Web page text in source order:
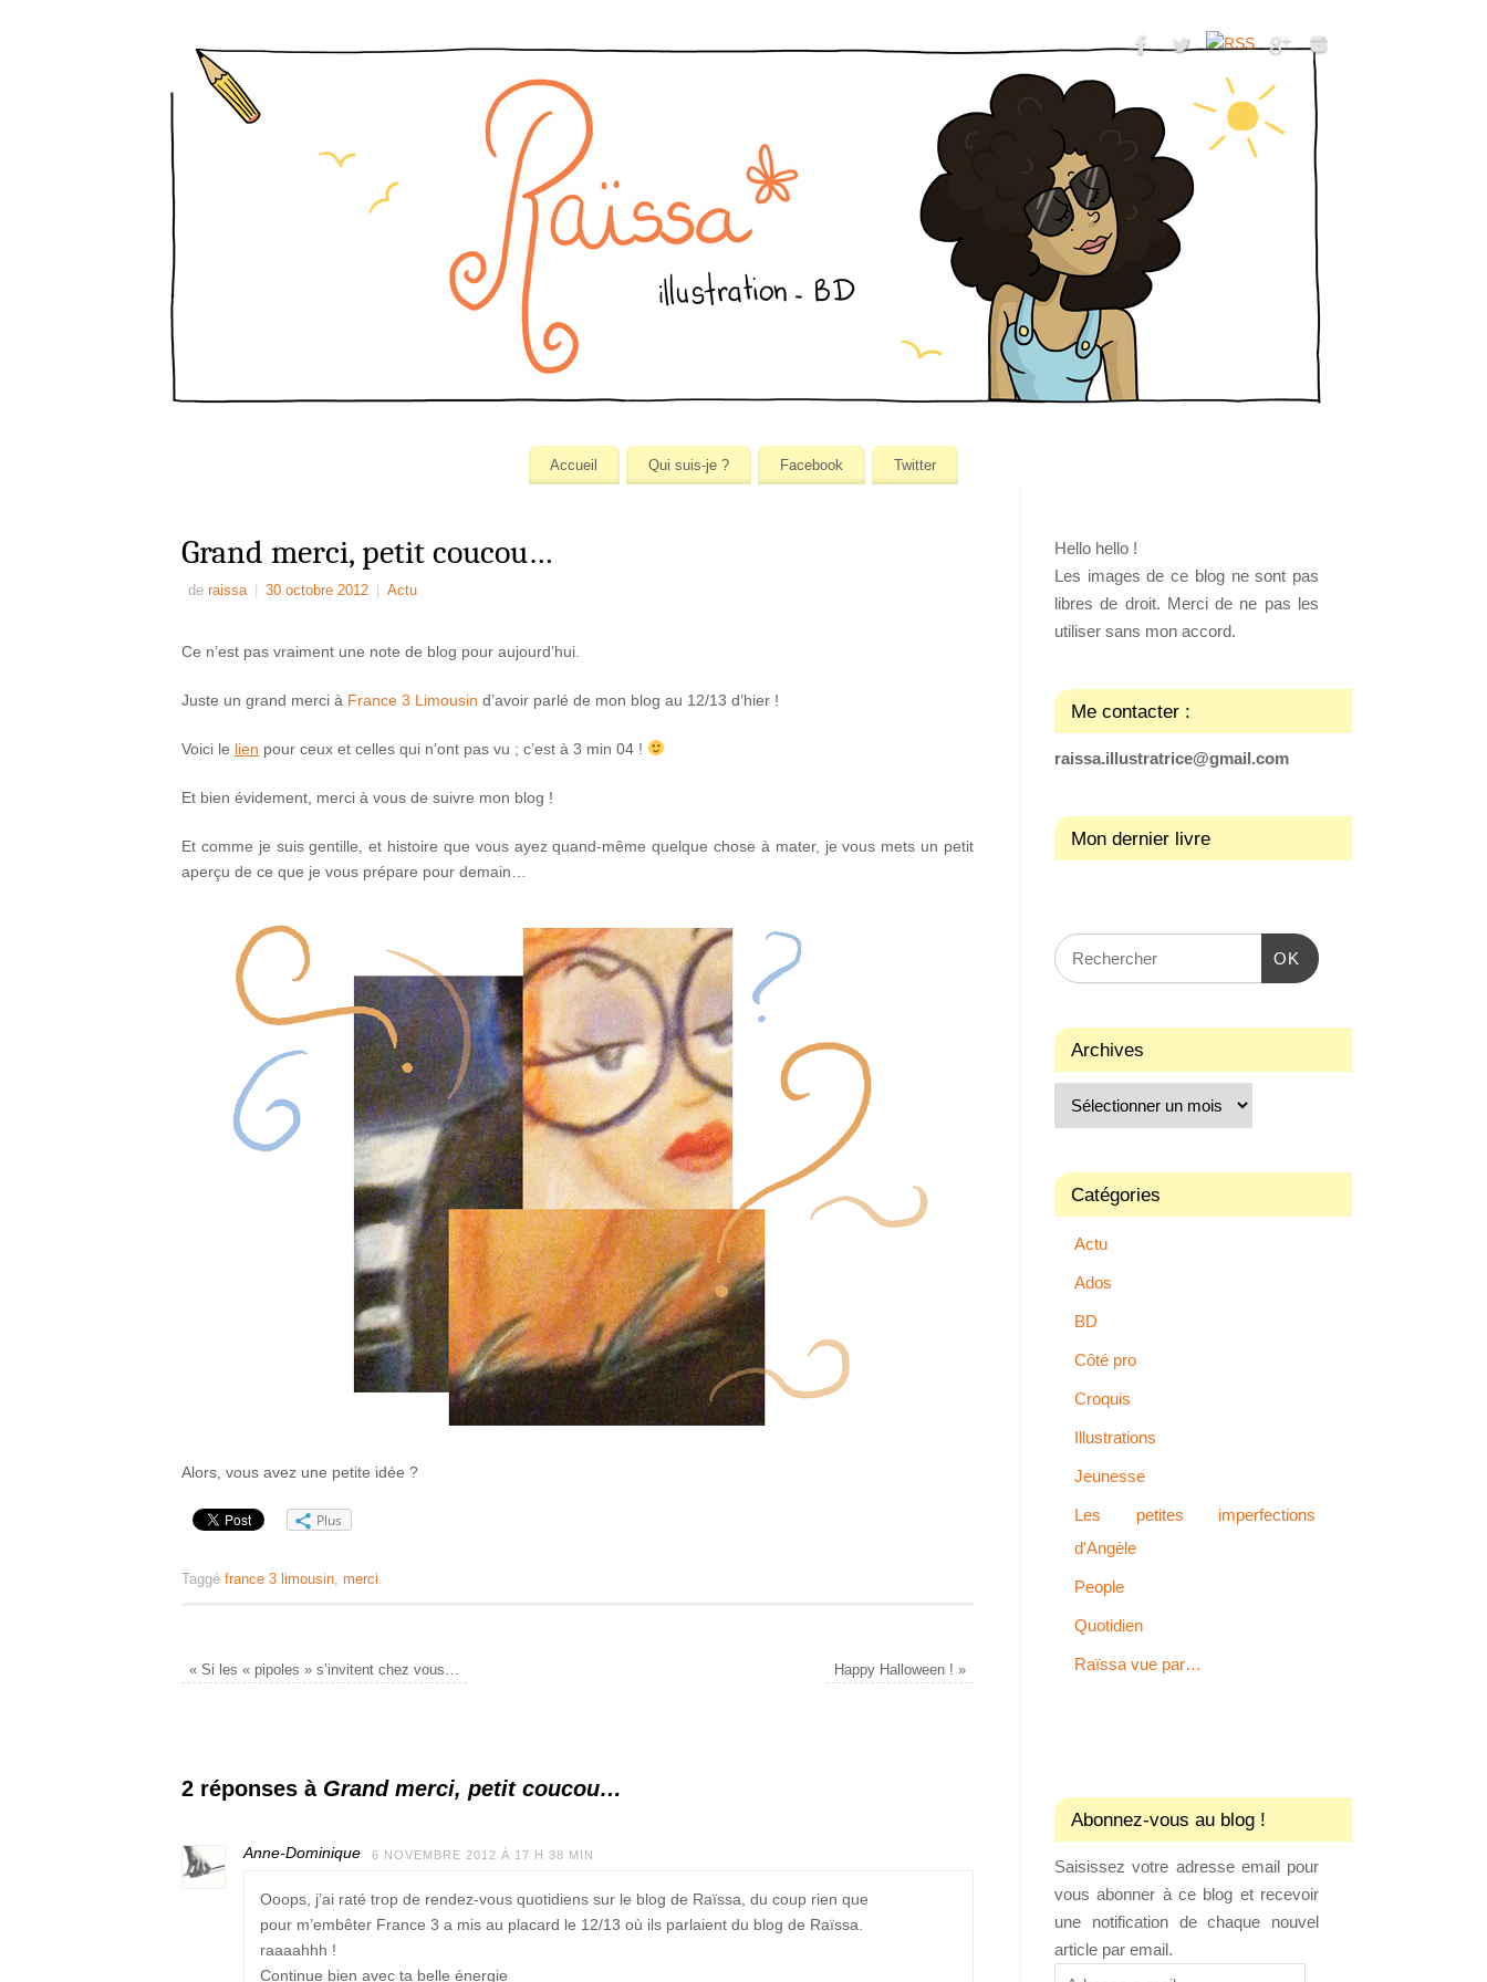
Accueil Qui suis-je ? Facebook Twitter
Grand merci, petit coucou…
de raissa 30 octobre 2012 Actu
Ce n’est pas vraiment une note de blog pour aujourd’hui.
Juste un grand merci à France 3 Limousin d’avoir parlé de mon blog au 12/13 d’hier !
Voici le lien pour ceux et celles qui n’ont pas vu ; c’est à 3 min 04 !
Et bien évidement, merci à vous de suivre mon blog !
Et comme je suis gentille, et histoire que vous ayez quand-même quelque chose à mater, je vous mets un petit
aperçu de ce que je vous prépare pour demain…
Alors, vous avez une petite idée ?
Plus
Taggé france 3 limousin merci
« Si les « pipoles » s’invitent chez vous… Happy Halloween ! »
2 réponses à Grand merci, petit coucou…
Anne-Dominique 6 NOVEMBRE 2012 À 17 H 38 MIN
Ooops, j’ai raté trop de rendez-vous quotidiens sur le blog de Raïssa, du coup rien que
pour m’embêter France 3 a mis au placard le 12/13 où ils parlaient du blog de Raïssa.
raaaahhh !
Continue bien avec ta belle énergie
Hello hello !
Les images de ce blog ne sont pas
libres de droit. Merci de ne pas les
utiliser sans mon accord.
Me contacter :
raissa.illustratrice@gmail.com
Mon dernier livre
OK
Archives
Catégories
Actu
Ados
BD
Côté pro
Croquis
Illustrations
Jeunesse
Les petites imperfections
d'Angèle
People
Quotidien
Raïssa vue par…
Abonnez-vous au blog !
Saisissez votre adresse email pour
vous abonner à ce blog et recevoir
une notification de chaque nouvel
article par email.
Adresse